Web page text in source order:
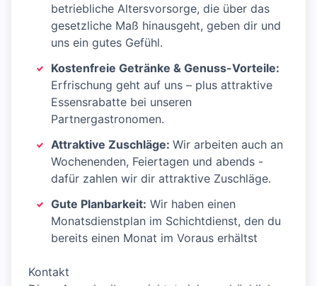
betriebliche Altersvorsorge, die über das
gesetzliche Maß hinausgeht, geben dir und
uns ein gutes Gefühl.
Kostenfreie Getränke & Genuss-Vorteile:
Erfrischung geht auf uns – plus attraktive
Essensrabatte bei unseren
Partnergastronomen.
Attraktive Zuschläge: Wir arbeiten auch an
Wochenenden, Feiertagen und abends -
dafür zahlen wir dir attraktive Zuschläge.
Gute Planbarkeit: Wir haben einen
Monatsdienstplan im Schichtdienst, den du
bereits einen Monat im Voraus erhältst
Kontakt